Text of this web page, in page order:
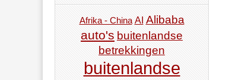
Afrika - China AI Alibaba
auto's buitenlandse
betrekkingen
buitenlandse